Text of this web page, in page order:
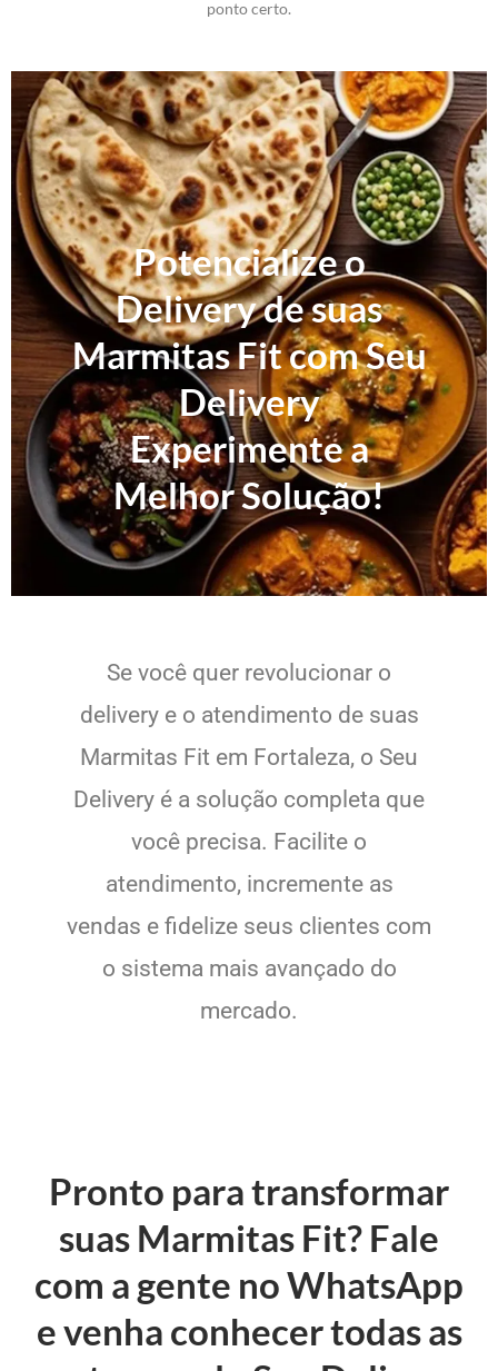
ponto certo.
Potencialize o
Delivery de suas
Marmitas Fit com Seu
Delivery
Experimente a
Melhor Solução!
Se você quer revolucionar o
delivery e o atendimento de suas
Marmitas Fit em Fortaleza, o Seu
Delivery é a solução completa que
você precisa. Facilite o
atendimento, incremente as
vendas e fidelize seus clientes com
o sistema mais avançado do
mercado.
Pronto para transformar
suas Marmitas Fit? Fale
com a gente no WhatsApp
e venha conhecer todas as